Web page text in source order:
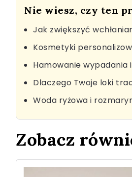
Nie wiesz, czy ten
Jak zwiększyć
Kosmetyki
Hamowanie wypadania
Dlaczego Twoje loki
Woda ryżowa i
Zobacz